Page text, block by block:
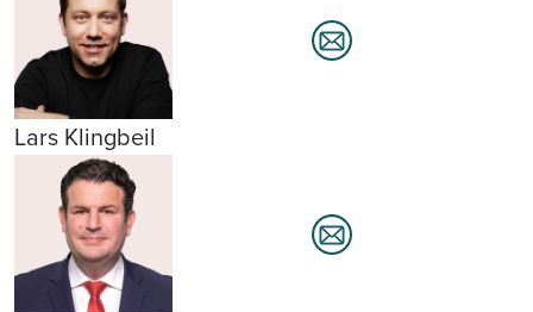
Lars Klingbeil